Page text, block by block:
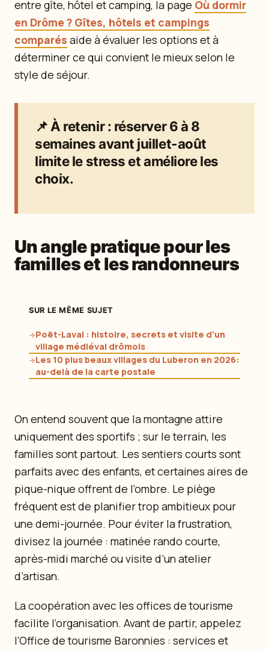
entre gîte, hôtel et camping, la page Où dormir
en Drôme ? Gîtes, hôtels et campings
comparés aide à évaluer les options et à
déterminer ce qui convient le mieux selon le
style de séjour.
📌 À retenir: réserver 6 à 8
semaines avant juillet-août
limite le stress et améliore les
choix.
Un angle pratique pour les
familles et les randonneurs
SUR LE MÊME SUJET
→Poët-Laval : histoire, secrets et visite d'un
village médiéval drômois
→Les 10 plus beaux villages du Luberon en 2026:
au-delà de la carte postale
On entend souvent que la montagne attire
uniquement des sportifs ; sur le terrain, les
familles sont partout. Les sentiers courts sont
parfaits avec des enfants, et certaines aires de
pique-nique offrent de l’ombre. Le piège
fréquent est de planifier trop ambitieux pour
une demi-journée. Pour éviter la frustration,
divisez la journée : matinée rando courte,
après-midi marché ou visite d’un atelier
d’artisan.
La coopération avec les offices de tourisme
facilite l’organisation. Avant de partir, appelez
l’Office de tourisme Baronnies : services et